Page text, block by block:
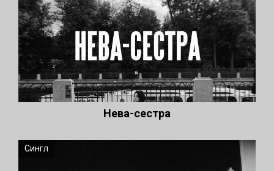
Нева-сестра
Сингл